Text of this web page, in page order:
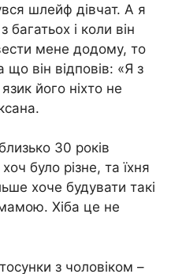
шлейф дівчат. А я
багатьох і коли він
мене додому, то
він відповів: «Я з
його ніхто не
30 років
було різне, та їхня
хоче будувати такі
Хіба це не
з чоловіком –